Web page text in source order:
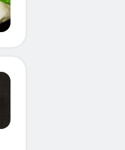
時給：
時給：
時給：
時給：
時給：
時給：
時給：
時給：